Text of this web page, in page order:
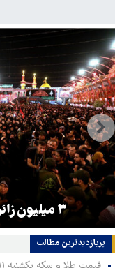
۳ میلیون زائر اربعین به کشور بازگشتند
پربازدیدترین‌ مطالب